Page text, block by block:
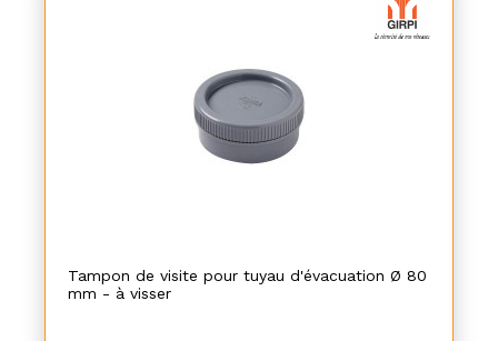
Tampon de visite pour tuyau d'évacuation Ø 80
mm - à visser